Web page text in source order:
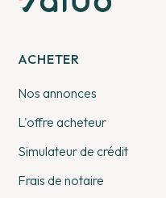
ACHETER
Nos annonces
L'offre acheteur
Simulateur de crédit
Frais de notaire